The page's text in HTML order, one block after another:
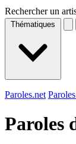
Rechercher un
Thématiques
Paroles.net
Paroles